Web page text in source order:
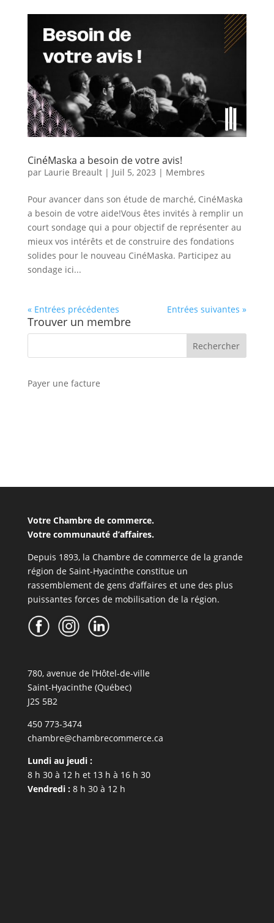
CinéMaska a besoin de votre avis!
par Laurie Breault| Juil 5, 2023 | Membres
Pour avancer dans son étude de marché, CinéMaska
a besoin de votre aide!Vous êtes invités à remplir un
court sondage qui a pour objectif de représenter au
mieux vos intérêts et de construire des fondations
solides pour le nouveau CinéMaska. Participez au
sondage ici...
« Entrées précédentes Entrées suivantes »
Trouver un membre
Payer une facture
Votre Chambre de commerce.
Votre communauté d’affaires.
Depuis 1893, la Chambre de commerce de la grande
région de Saint-Hyacinthe constitue un
rassemblement de gens d’affaires et une des plus
puissantes forces de mobilisation de la région.
780, avenue de l’Hôtel-de-ville
Saint-Hyacinthe (Québec)
J2S 5B2
450 773-3474
chambre@chambrecommerce.ca
Lundi au jeudi :
8 h 30 à 12 h et 13 h à 16 h 30
Vendredi :8 h 30 à 12 h